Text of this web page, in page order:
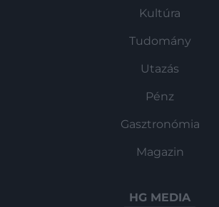
Kultúra
Tudomány
Utazás
Pénz
Gasztronómia
Magazin
HG MEDIA